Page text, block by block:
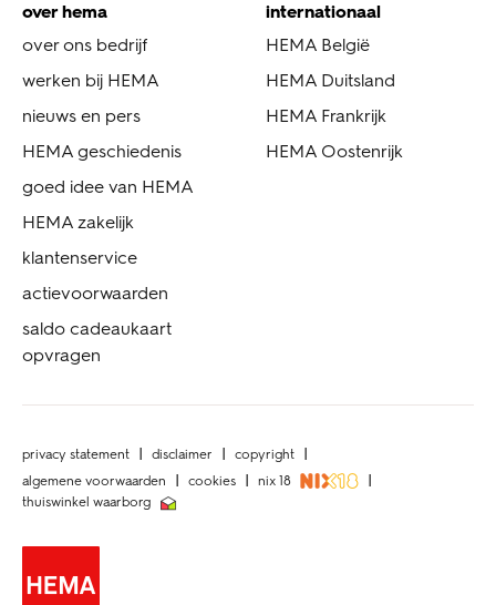
over hema
over ons bedrijf
werken bij HEMA
nieuws en pers
HEMA geschiedenis
goed idee van HEMA
HEMA zakelijk
klantenservice
actievoorwaarden
saldo cadeaukaart
opvragen
internationaal
HEMA België
HEMA Duitsland
HEMA Frankrijk
HEMA Oostenrijk
privacy statement disclaimer
copyright
algemene voorwaarden
cookies
nix 18
thuiswinkel waarborg